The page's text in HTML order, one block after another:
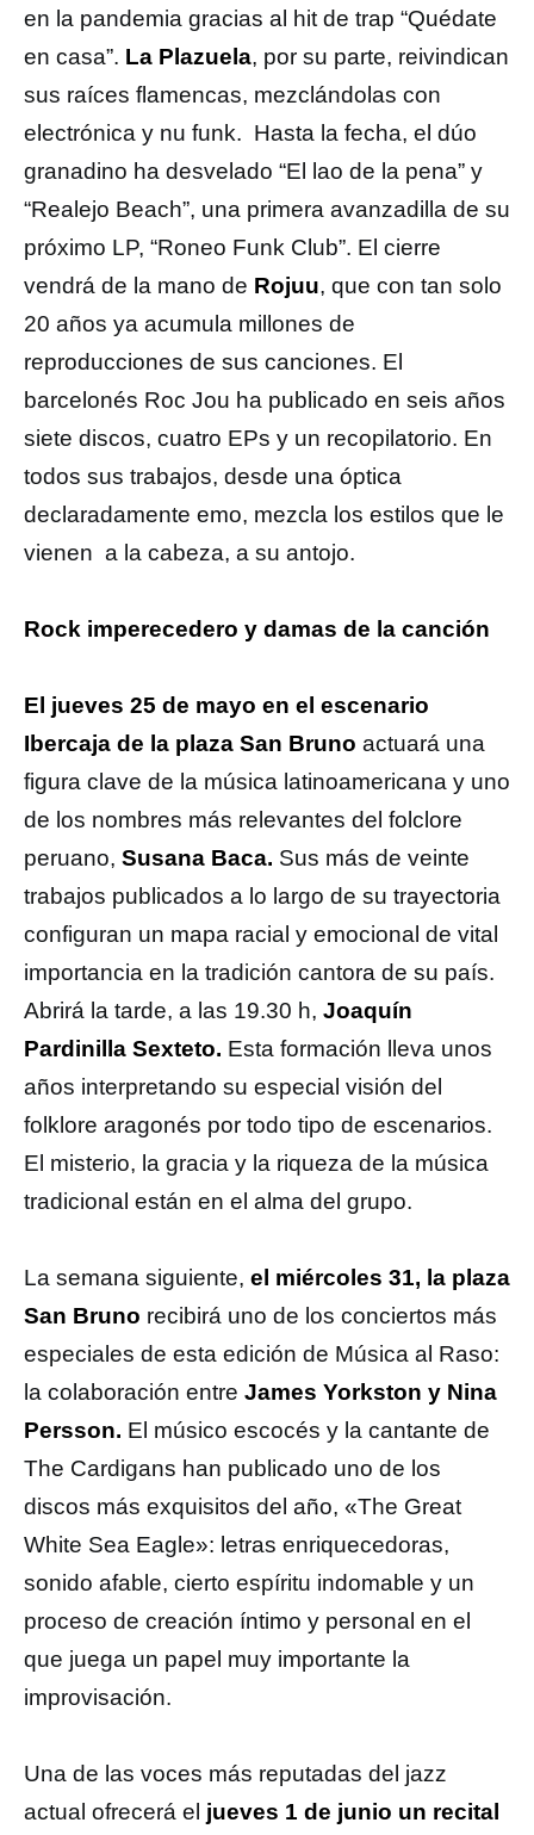
en la pandemia gracias al hit de trap “Quédate
en casa”. La Plazuela, por su parte, reivindican
sus raíces flamencas, mezclándolas con
electrónica y nu funk. Hasta la fecha, el dúo
granadino ha desvelado “El lao de la pena” y
“Realejo Beach”, una primera avanzadilla de su
próximo LP, “Roneo Funk Club”. El cierre
vendrá de la mano de Rojuu, que con tan solo
20 años ya acumula millones de
reproducciones de sus canciones. El
barcelonés Roc Jou ha publicado en seis años
siete discos, cuatro EPs y un recopilatorio. En
todos sus trabajos, desde una óptica
declaradamente emo, mezcla los estilos que le
vienen a la cabeza, a su antojo.
Rock imperecedero y damas de la canción
El jueves 25 de mayo en el escenario
Ibercaja de la plaza San Bruno actuará una
figura clave de la música latinoamericana y uno
de los nombres más relevantes del folclore
peruano, Susana Baca. Sus más de veinte
trabajos publicados a lo largo de su trayectoria
configuran un mapa racial y emocional de vital
importancia en la tradición cantora de su país.
Abrirá la tarde, a las 19.30 h, Joaquín
Pardinilla Sexteto. Esta formación lleva unos
años interpretando su especial visión del
folklore aragonés por todo tipo de escenarios.
El misterio, la gracia y la riqueza de la música
tradicional están en el alma del grupo.
La semana siguiente, el miércoles 31, la plaza
San Bruno recibirá uno de los conciertos más
especiales de esta edición de Música al Raso:
la colaboración entre James Yorkston y Nina
Persson. El músico escocés y la cantante de
The Cardigans han publicado uno de los
discos más exquisitos del año, «The Great
White Sea Eagle»: letras enriquecedoras,
sonido afable, cierto espíritu indomable y un
proceso de creación íntimo y personal en el
que juega un papel muy importante la
improvisación.
Una de las voces más reputadas del jazz
actual ofrecerá el jueves 1 de junio un recital